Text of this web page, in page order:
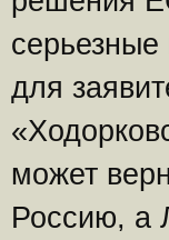
серьезные
для
может
Россию, а